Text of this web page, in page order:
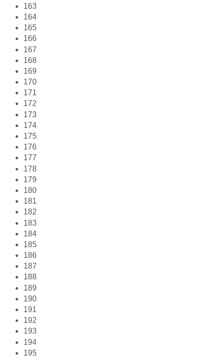
163
164
165
166
167
168
169
170
171
172
173
174
175
176
177
178
179
180
181
182
183
184
185
186
187
188
189
190
191
192
193
194
195